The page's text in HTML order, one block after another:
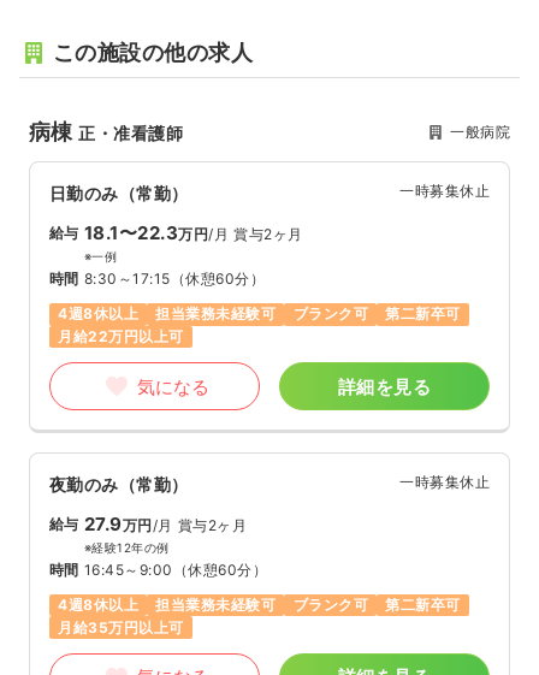
この施設の他の求人
病棟正・准看護師 一般病院
日勤のみ（常勤） 一時募集休止
給与 18.1〜22.3万円/月 賞与2ヶ月
※一例
時間 8:30～17:15 （休憩60分）
4週8休以上
担当業務未経験可 ブランク可
第二新卒可
月給22万円以上可
気になる 詳細を見る
夜勤のみ（常勤） 一時募集休止
給与 27.9万円/月 賞与2ヶ月
※経験12年の例
時間 16:45～9:00 （休憩60分）
4週8休以上
担当業務未経験可 ブランク可
第二新卒可
月給35万円以上可